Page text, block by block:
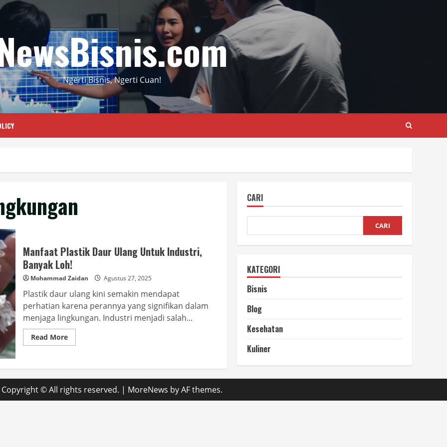
Ngerti Bisnis, Ngerti Cuan!
Manfaat Plastik Daur Ulang Untuk Industri,
Banyak Loh!
Mohammad Zaidan Agustus 27, 2025
Plastik daur ulang kini semakin mendapat
perhatian karena perannya yang signifikan dalam
menjaga lingkungan. Industri menjadi salah...
Read MoreRead
more
Daur
Ulang
Untuk
Industri,
Banyak
CARI
CARI
KATEGORI
Bisnis
Blog
Kesehatan
Kuliner
Copyright © All rights reserved. | MoreNews by AF themes.